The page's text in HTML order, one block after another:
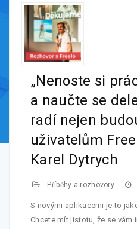
„Nenoste si
a naučte se
radí nejen
uživatelům
Karel Dytrych
Příběhy a rozhovory
S novými aplikacemi je to
Chcete mít jistotu, že se